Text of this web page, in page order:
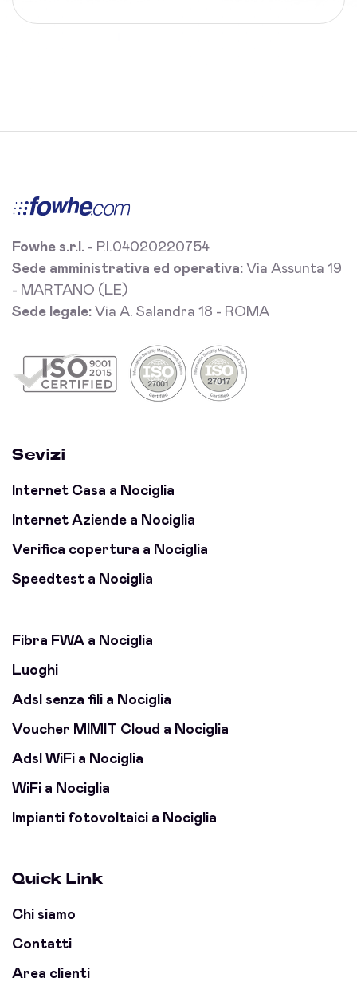
Fowhe s.r.l. - P.I.04020220754
Sede amministrativa ed operativa: Via Assunta 19
- MARTANO (LE)
Sede legale: Via A. Salandra 18 - ROMA
Sevizi
Internet Casa a Nociglia
Internet Aziende a Nociglia
Verifica copertura a Nociglia
Speedtest a Nociglia
Fibra FWA a Nociglia
Luoghi
Adsl senza fili a Nociglia
Voucher MIMIT Cloud a Nociglia
Adsl WiFi a Nociglia
WiFi a Nociglia
Impianti fotovoltaici a Nociglia
Quick Link
Chi siamo
Contatti
Area clienti